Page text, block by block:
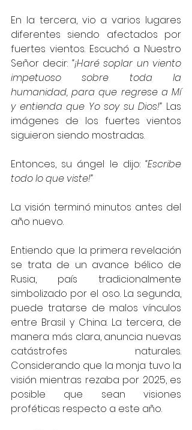
En la tercera, vio a varios lugares
diferentes siendo afectados por
fuertes vientos. Escuchó a Nuestro
Señor decir: “¡Haré soplar un viento
impetuoso sobre toda la
humanidad, para que regrese a Mí
y entienda que Yo soy su Dios!” Las
imágenes de los fuertes vientos
siguieron siendo mostradas.
Entonces, su ángel le dijo: “Escribe
todo lo que viste!”
La visión terminó minutos antes del
año nuevo.
Entiendo que la primera revelación
se trata de un avance bélico de
Rusia, país tradicionalmente
simbolizado por el oso. La segunda,
puede tratarse de malos vínculos
entre Brasil y China. La tercera, de
manera más clara, anuncia nuevas
catástrofes naturales.
Considerando que la monja tuvo la
visión mientras rezaba por 2025, es
posible que sean visiones
proféticas respecto a este año.